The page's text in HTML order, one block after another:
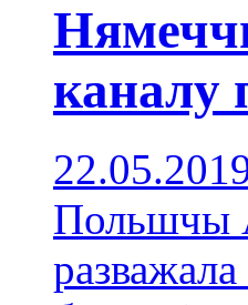
каналу
Польшчы